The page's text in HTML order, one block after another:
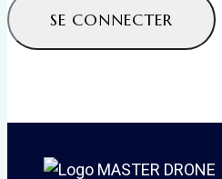
SE CONNECTER